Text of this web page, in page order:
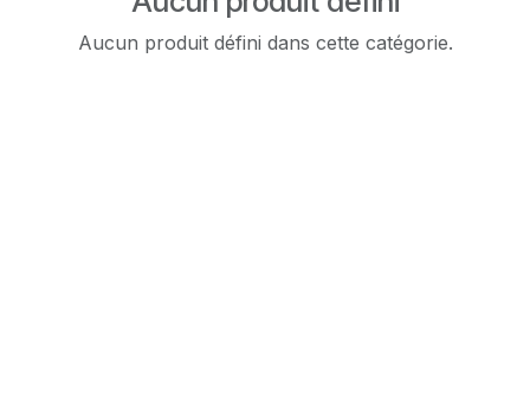
Aucun produit défini dans cette catégorie.